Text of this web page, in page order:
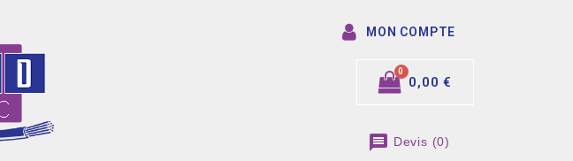
MON COMPTE
0,00 €
message Devis (0)